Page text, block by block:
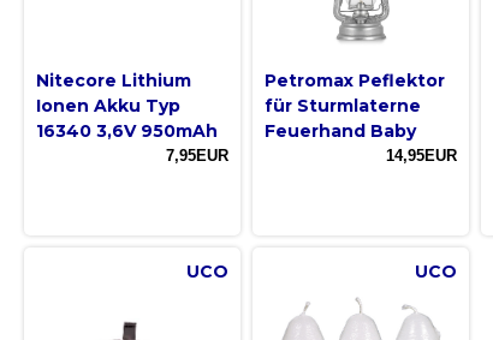
Nitecore Lithium
Ionen Akku Typ
16340 3,6V 950mAh
7,95EUR
Petromax Peflektor
für Sturmlaterne
Feuerhand Baby
14,95EUR
UCO UCO